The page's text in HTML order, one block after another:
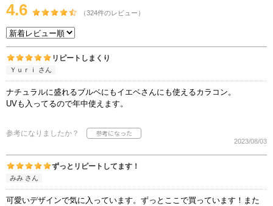
4.6 （324件のレビュー）
リピートしまくり
Ｙｕｒｉ さん
ナチュラルに盛れるブルベにもイエベさんにも使えるカラコン。
UVも入ってるので年中使えます。
参考になりましたか？
2023/08/03
ずっとリピートしてます！
みみ さん
可愛いデザインで気に入っています。ずっとここで買っています！また